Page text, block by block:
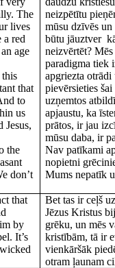
The
lives
a red
age
that
to
us
Jesus,
the
don’t
neizpētītu
mūsu dzīvēs un
būtu jāuztver
neizvērtēt? Mēs
paradigma tiek
apgriezta
pievērsieties
uzņemtos
apjaustu, ka
prātos, ir jau
mūsu daba, ir
Nav patīkami
nopietni
Mums nepatīk
that
by
It’s
Bet tas ir ceļš
Jēzus Kristus
grēku, un mēs
kristībām, tā ir
vienkāršāk
otram ļaunam